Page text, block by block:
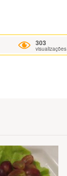
303
visualizações